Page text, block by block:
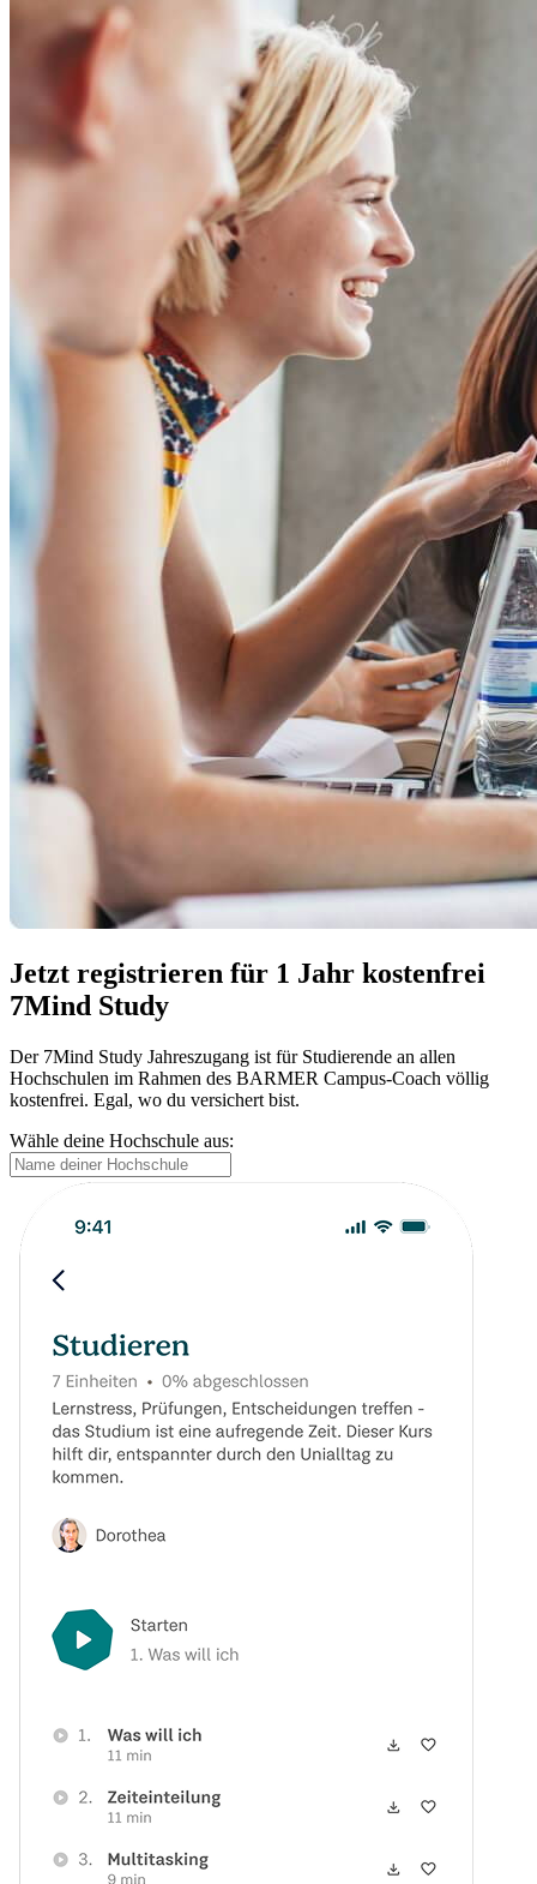
Jetzt registrieren für 1 Jahr kostenfrei
7Mind Study
Der 7Mind Study Jahreszugang ist für Studierende an allen
Hochschulen im Rahmen des BARMER Campus-Coach völlig
kostenfrei. Egal, wo du versichert bist.
Wähle deine Hochschule aus: